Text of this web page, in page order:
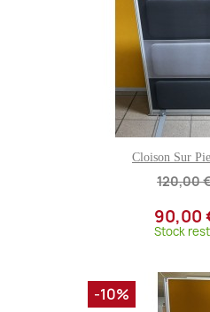
Cloison Sur
120,00
90,00
Stock
-10%